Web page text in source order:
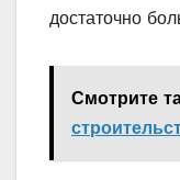
достаточно
Смотрите